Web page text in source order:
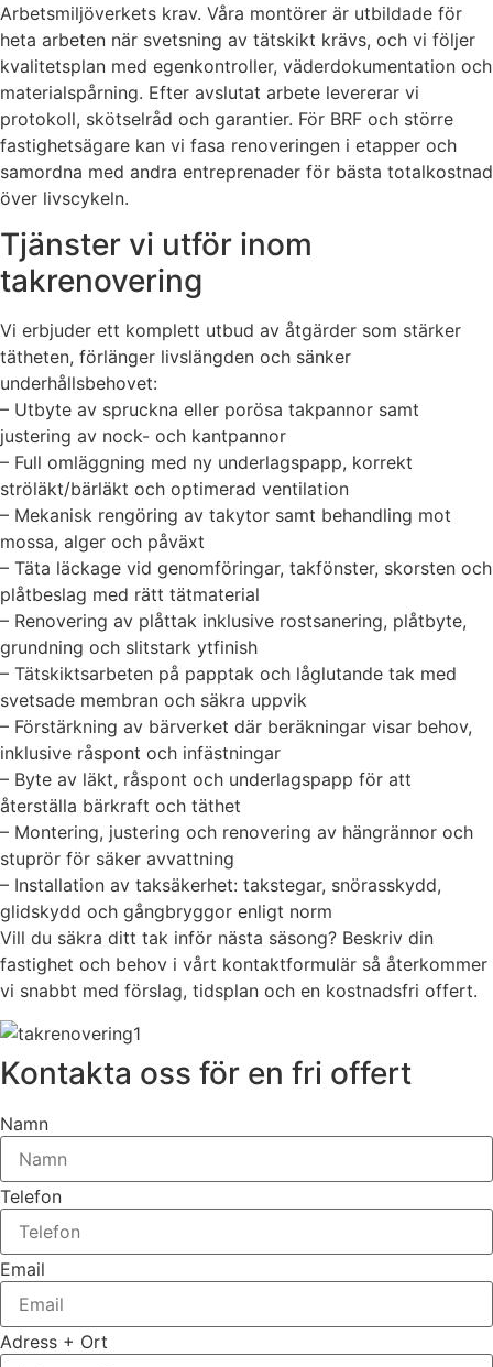
Arbetsmiljöverkets krav. Våra montörer är utbildade för
heta arbeten när svetsning av tätskikt krävs, och vi följer
kvalitetsplan med egenkontroller, väderdokumentation och
materialspårning. Efter avslutat arbete levererar vi
protokoll, skötselråd och garantier. För BRF och större
fastighetsägare kan vi fasa renoveringen i etapper och
samordna med andra entreprenader för bästa totalkostnad
över livscykeln.
Tjänster vi utför inom
takrenovering
Vi erbjuder ett komplett utbud av åtgärder som stärker
tätheten, förlänger livslängden och sänker
underhållsbehovet:
– Utbyte av spruckna eller porösa takpannor samt
justering av nock- och kantpannor
– Full omläggning med ny underlagspapp, korrekt
ströläkt/bärläkt och optimerad ventilation
– Mekanisk rengöring av takytor samt behandling mot
mossa, alger och påväxt
– Täta läckage vid genomföringar, takfönster, skorsten och
plåtbeslag med rätt tätmaterial
– Renovering av plåttak inklusive rostsanering, plåtbyte,
grundning och slitstark ytfinish
– Tätskiktsarbeten på papptak och låglutande tak med
svetsade membran och säkra uppvik
– Förstärkning av bärverket där beräkningar visar behov,
inklusive råspont och infästningar
– Byte av läkt, råspont och underlagspapp för att
återställa bärkraft och täthet
– Montering, justering och renovering av hängrännor och
stuprör för säker avvattning
– Installation av taksäkerhet: takstegar, snörasskydd,
glidskydd och gångbryggor enligt norm
Vill du säkra ditt tak inför nästa säsong? Beskriv din
fastighet och behov i vårt kontaktformulär så återkommer
vi snabbt med förslag, tidsplan och en kostnadsfri offert.
Kontakta oss för en fri offert
Namn
Telefon
Email
Adress + Ort